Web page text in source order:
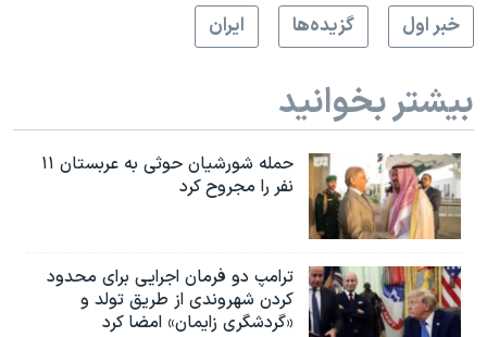
خبر اول
گزيده‌ها ايران
بیشتر بخوانید
حمله شورشیان حوثی به عربستان ۱۱
نفر را مجروح کرد
ترامپ دو فرمان اجرایی برای محدود
کردن شهروندی از طریق تولد و
«گردشگری زایمان» امضا کرد